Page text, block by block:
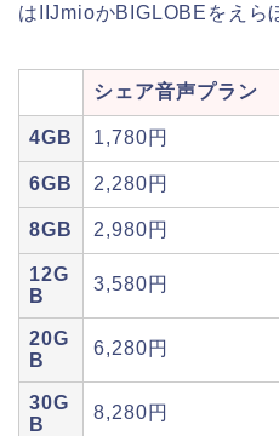
はIIJmioかBIGLOBEをえら
シェア音声プラン
4GB 1,780円
6GB 2,280円
8GB 2,980円
12G
B
3,580円
20G
B
6,280円
30G
B
8,280円